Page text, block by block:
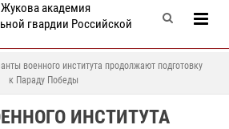
академия
гвардии Российской
военного института продолжают подготовку
к Параду Победы
ИНСТИТУТА